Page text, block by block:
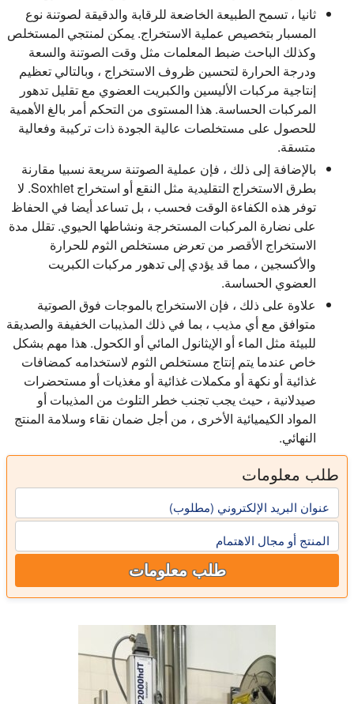
ثانيا ، تسمح الطبيعة الخاضعة للرقابة والدقيقة لصوتنة نوع
المسبار بتخصيص عملية الاستخراج. يمكن لمنتجي المستخلص
وكذلك الباحث ضبط المعلمات مثل وقت الصوتنة والسعة
ودرجة الحرارة لتحسين ظروف الاستخراج ، وبالتالي تعظيم
إنتاجية مركبات الأليسين والكبريت العضوي مع تقليل تدهور
المركبات الحساسة. هذا المستوى من التحكم أمر بالغ الأهمية
للحصول على مستخلصات عالية الجودة ذات تركيبة وفعالية
متسقة.
بالإضافة إلى ذلك ، فإن عملية الصوتنة سريعة نسبيا مقارنة
بطرق الاستخراج التقليدية مثل النقع أو استخراج Soxhlet. لا
توفر هذه الكفاءة الوقت فحسب ، بل تساعد أيضا في الحفاظ
على نضارة المركبات المستخرجة ونشاطها الحيوي. تقلل مدة
الاستخراج الأقصر من تعرض مستخلص الثوم للحرارة
والأكسجين ، مما قد يؤدي إلى تدهور مركبات الكبريت
العضوي الحساسة.
علاوة على ذلك ، فإن الاستخراج بالموجات فوق الصوتية
متوافق مع أي مذيب ، بما في ذلك المذيبات الخفيفة والصديقة
للبيئة مثل الماء أو الإيثانول المائي أو الكحول. هذا مهم بشكل
خاص عندما يتم إنتاج مستخلص الثوم لاستخدامه كمضافات
غذائية أو نكهة أو مكملات غذائية أو مغذيات أو مستحضرات
صيدلانية ، حيث يجب تجنب خطر التلوث من المذيبات أو
المواد الكيميائية الأخرى ، من أجل ضمان نقاء وسلامة المنتج
النهائي.
طلب معلومات
عنوان البريد الإلكتروني (مطلوب)
المنتج أو مجال الاهتمام
طلب معلومات